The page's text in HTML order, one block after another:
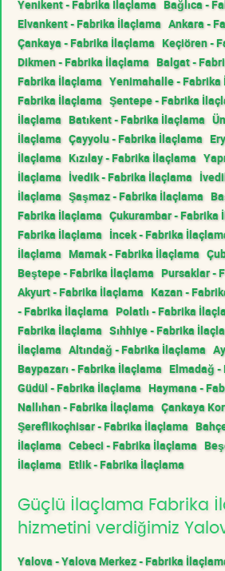
Yenikent - Fabrika İlaçlama Bağlıca -
Elvankent - Fabrika İlaçlama Ankara -
Çankaya - Fabrika İlaçlama Keçiören -
Dikmen - Fabrika İlaçlama Balgat -
Fabrika İlaçlama Yenimahalle - Fabrika
Fabrika İlaçlama Şentepe - Fabrika
İlaçlama Batıkent - Fabrika İlaçlama
İlaçlama Çayyolu - Fabrika İlaçlama
İlaçlama Kızılay - Fabrika İlaçlama
İlaçlama İvedik - Fabrika İlaçlama
İlaçlama Şaşmaz - Fabrika İlaçlama
Fabrika İlaçlama Çukurambar - Fabrika
Fabrika İlaçlama İncek - Fabrika
İlaçlama Mamak - Fabrika İlaçlama
Beştepe - Fabrika İlaçlama Pursaklar -
Akyurt - Fabrika İlaçlama Kazan -
- Fabrika İlaçlama Polatlı - Fabrika
Fabrika İlaçlama Sıhhiye - Fabrika
İlaçlama Altındağ - Fabrika İlaçlama
Baypazarı - Fabrika İlaçlama Elmadağ -
Güdül - Fabrika İlaçlama Haymana -
Nallıhan - Fabrika İlaçlama Çankaya
Şereflikoçhisar - Fabrika İlaçlama
İlaçlama Cebeci - Fabrika İlaçlama
İlaçlama Etlik - Fabrika İlaçlama
Güçlü İlaçlama Fabrika
hizmetini verdiğimiz
Yalova - Yalova Merkez - Fabrika